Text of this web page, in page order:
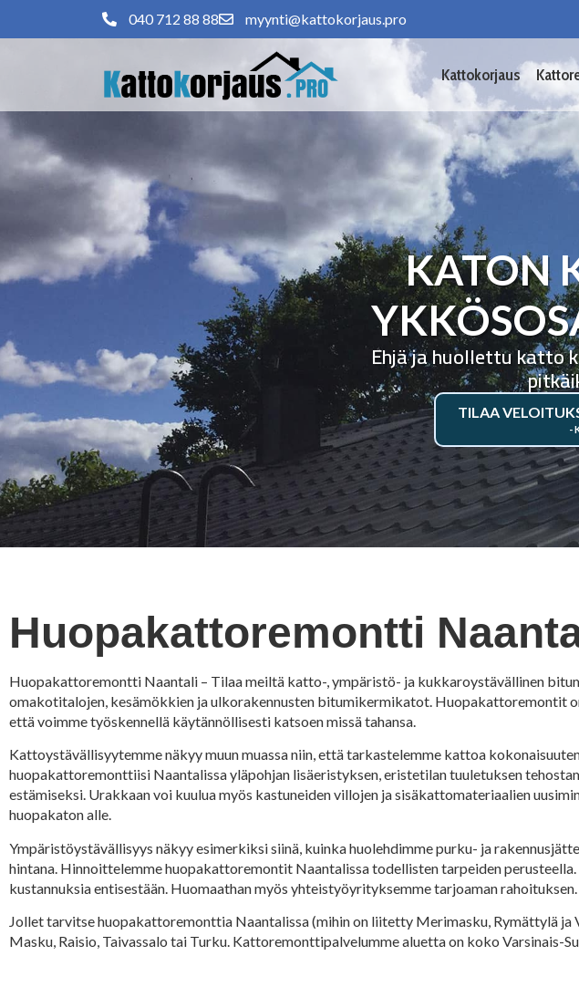
040 712 88 88 myynti@kattokorjaus.pro
Kattokorjaus
KATON
Ehjä ja huollettu katto
TILAA
Huopakattoremontti
Huopakattoremontti Naantali – Tilaa meiltä katto-, ympäristö- ja kukkaroystävällinen
omakotitalojen, kesämökkien ja ulkorakennusten bitumikermikatot. Huopakattoremontit
että voimme työskennellä käytännöllisesti katsoen missä tahansa.
Kattoystävällisyytemme näkyy muun muassa niin, että tarkastelemme kattoa
huopakattoremonttiisi Naantalissa yläpohjan lisäeristyksen, eristetilan tuuletuksen
estämiseksi. Urakkaan voi kuulua myös kastuneiden villojen ja sisäkattomateriaalien
huopakaton alle.
Ympäristöystävällisyys näkyy esimerkiksi siinä, kuinka huolehdimme purku- ja
hintana. Hinnoittelemme huopakattoremontit Naantalissa todellisten tarpeiden
kustannuksia entisestään. Huomaathan myös yhteistyöyrityksemme tarjoaman rahoituksen.
Jollet tarvitse huopakattoremonttia Naantalissa (mihin on liitetty Merimasku, Rymättylä ja
Masku, Raisio, Taivassalo tai Turku. Kattoremonttipalvelumme aluetta on koko Varsinais-